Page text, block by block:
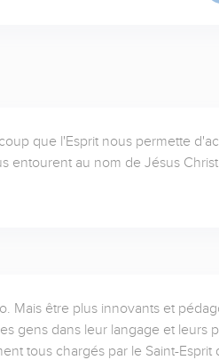
que l'Esprit nous permette
entourent au nom de Jésus
Mais être plus innovants et
gens dans leur langage et leurs
tous chargés par le Saint-